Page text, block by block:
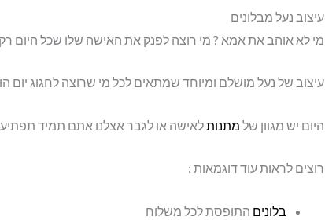
עיצוב נעל מבלונים
מי לא אוהב את אמא ? מי רוצה לפנק את האישה שלו שכל היום
עיצוב של נעל מושלם ומיוחד שמתאים לכל מי שרוצה לחגוג
היום יש מגוון של מתנותלאישה או לגבר אצלנו אתם תמיד תפתיעו
רוצים לראות עוד דוגמאות :
בלונים התופסת לכל משלוח